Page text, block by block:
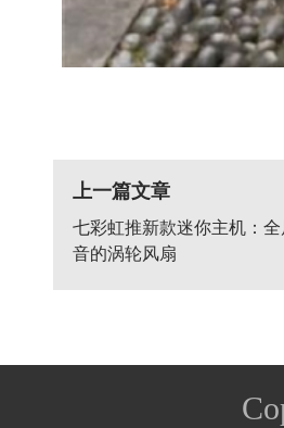
上一篇文章
七彩虹推新款迷你主机：
音的涡轮风扇